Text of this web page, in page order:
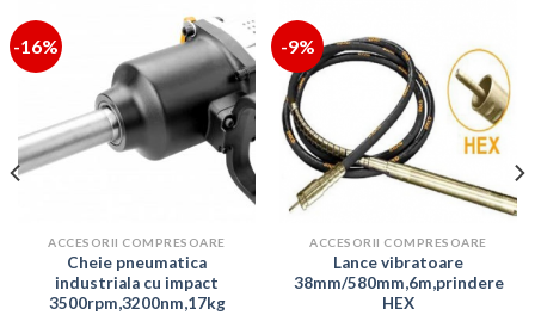
-16%
ACCESORII COMPRESOARE
Cheie pneumatica
industriala cu impact
3500rpm,3200nm,17kg
-9%
ACCESORII COMPRESOARE
Lance vibratoare
38mm/580mm,6m,prindere
HEX